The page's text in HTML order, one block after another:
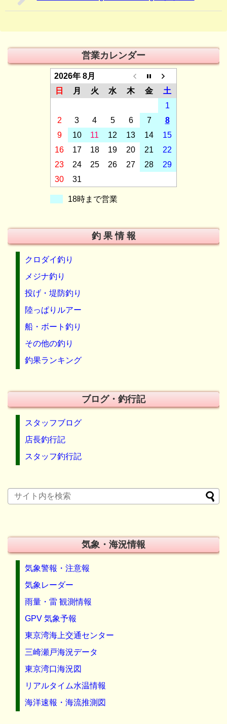
営業カレンダー
2026年 8月
日
月 火 水 木 金
土
1
2
3 4 5 6 7
8
9
10 11 12 13 14
15
16
17 18 19 20 21
22
23
24 25 26 27 28
29
30
31
18時まで営業
釣 果 情 報
クロダイ釣り
メジナ釣り
投げ・堤防釣り
陸っぱりルアー
船・ボート釣り
その他の釣り
釣果ランキング
ブログ・釣行記
スタッフブログ
店長釣行記
スタッフ釣行記
気象・海況情報
気象警報・注意報
気象レーダー
雨量・雷 観測情報
GPV 気象予報
東京湾海上交通センター
三崎瀬戸海況データ
東京湾口海況図
リアルタイム水温情報
海洋速報・海流推測図